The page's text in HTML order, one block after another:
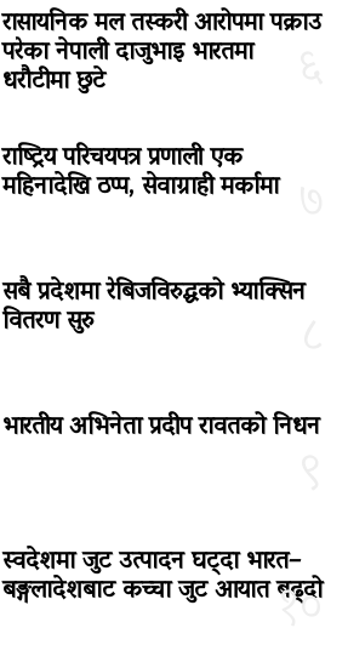
रासायनिक मल तस्करी आरोपमा पक्राउ
परेका नेपाली दाजुभाइ भारतमा
धरौटीमा छुटे
राष्ट्रिय परिचयपत्र प्रणाली एक
महिनादेखि ठप्प, सेवाग्राही मर्कामा
सबै प्रदेशमा रेबिजविरुद्धको भ्याक्सिन
वितरण सुरु
भारतीय अभिनेता प्रदीप रावतको निधन
१०
स्वदेशमा जुट उत्पादन घट्दा भारत–
बङ्गलादेशबाट कच्चा जुट आयात बढ्दो